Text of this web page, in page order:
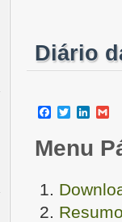
Diário
Facebook
Twitter
Menu